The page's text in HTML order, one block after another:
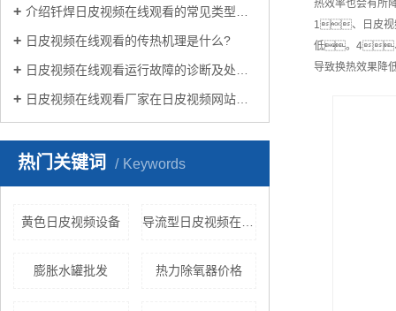
介绍钎焊日皮视频在线观看的常见类型有哪些
日皮视频在线观看的传热机理是什么?
日皮视频在线观看运行故障的诊断及处理方法
日皮视频在线观看厂家在日皮视频网站生活中有哪些作用？
热门关键词 Keywords
黄色日皮视频设备
膨胀水罐批发 热力除氧器价格
热效率也会有
1、日皮视
低。4、
导致换热效果